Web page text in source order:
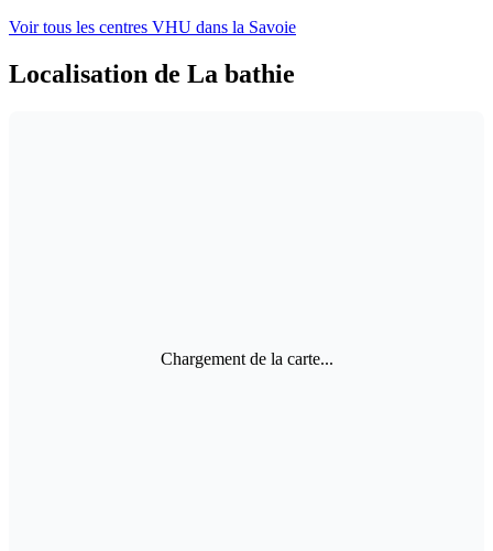
Voir tous les centres VHU dans la Savoie
Localisation de La bathie
Chargement de la carte...